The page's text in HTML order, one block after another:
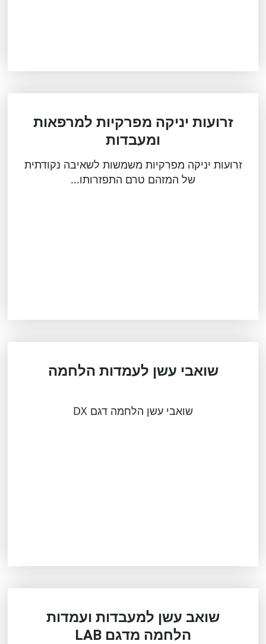
זרועות יניקה מפרקיות למרפאות
ומעבדות
זרועות יניקה מפרקיות משמשות לשאיבה נקודתית
של המזהם טרם התפזרותו...
שואבי עשן לעמדות הלחמה
שואבי עשן הלחמה דגם DX
שואב עשן למעבדות ועמדות
הלחמה מדגם LAB